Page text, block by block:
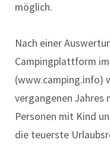
möglich.
Nach einer
Campingplattform
(www.camping.info)
vergangenen Jahres
Personen mit Kind
die teuerste